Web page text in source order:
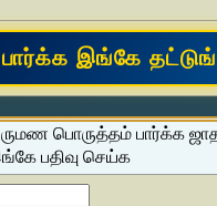
பொருத்தம் பார்க்க
பதிவு செய்க